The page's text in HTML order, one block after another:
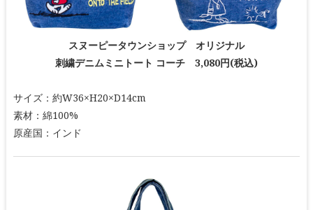
スヌーピータウンショップ オリジナル
刺繍デニムミニトート コーチ 3,080円(税込)
サイズ：約W36×H20×D14cm
素材：綿100%
原産国：インド